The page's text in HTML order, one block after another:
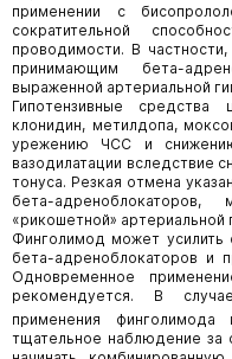
применении с
сократительной
проводимости. В
принимающим бета-
выраженной артериальной
Гипотензивные средства
клонидин, метилдопа,
урежению ЧСС и
вазодилатации вследствие
тонуса. Резкая отмена
бета-
«рикошетной» артериальной
Финголимод может усилить
бета-адреноблокаторов и
Одновременное
рекомендуется. В
применения
тщательное наблюдение за